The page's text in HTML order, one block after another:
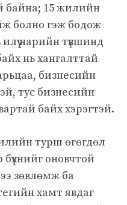
байна; 15 жилийн
болно гэж бодож
нарийн түвшинд
нь хангалттай
бизнесийн
тус бизнесийн
байх хэрэгтэй.
турш өгөгдөл
оновчтой
зөвлөмж ба
хамт явдаг